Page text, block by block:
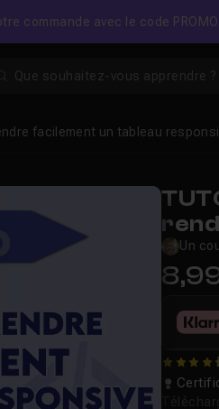
commande avec le code
facilement un tableau
Un
5